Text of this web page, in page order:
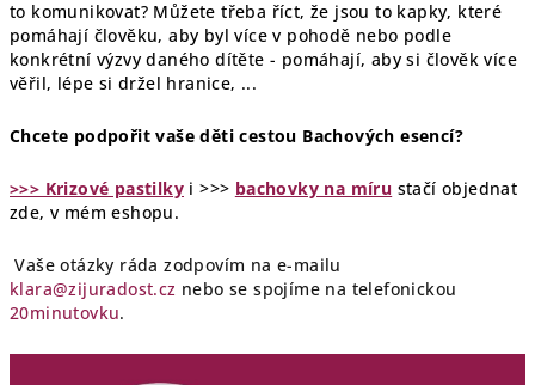
to komunikovat? Můžete třeba říct, že jsou to kapky, které
pomáhají člověku, aby byl více v pohodě nebo podle
konkrétní výzvy daného dítěte - pomáhají, aby si člověk více
věřil, lépe si držel hranice, ...
Chcete podpořit vaše děti cestou Bachových esencí?
>>> Krizové pastilky i >>> bachovky na míru stačí objednat
zde, v mém eshopu.
Vaše otázky ráda zodpovím na e-mailu
klara@zijuradost.cz nebo se spojíme na telefonickou
20minutovku.